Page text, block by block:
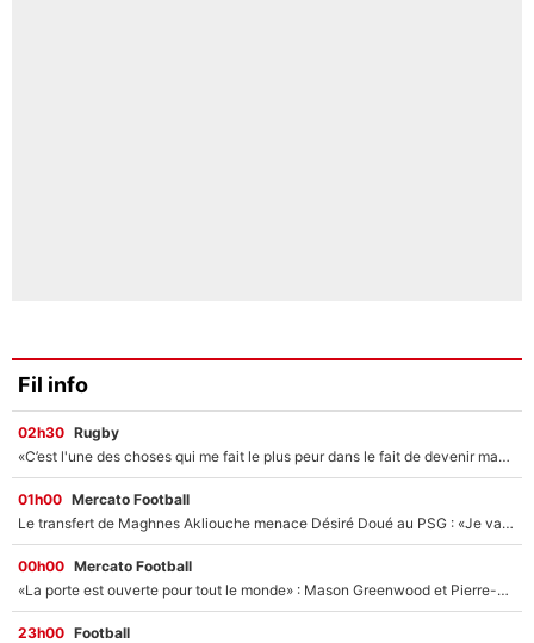
Fil info
02h30 Rugby
«C’est l'une des choses qui me fait le plus peur dans le fait de devenir maman» : En couple avec Antoine Dupont, Iris Mittenaere s'inquiète déjà pour ses futurs enfants !
01h00 Mercato Football
Le transfert de Maghnes Akliouche menace Désiré Doué au PSG : «Je valide à 200%»
00h00 Mercato Football
«La porte est ouverte pour tout le monde» : Mason Greenwood et Pierre-Emerick Aubameyang ont quitté l'OM, Amine Gouiri balance sur la suite du mercato et sur la réaction du vestiaire !
23h00 Football